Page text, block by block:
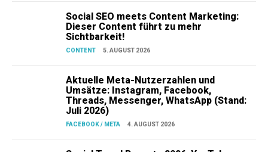
Social SEO meets Content Marketing:
Dieser Content führt zu mehr
Sichtbarkeit!
CONTENT 5. AUGUST 2026
Aktuelle Meta-Nutzerzahlen und
Umsätze: Instagram, Facebook,
Threads, Messenger, WhatsApp (Stand:
Juli 2026)
FACEBOOK / META 4. AUGUST 2026